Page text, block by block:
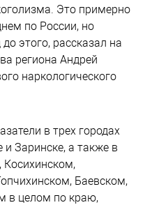
Это примерно
по России, но
этого, рассказал на
региона Андрей
наркологического
в трех городах
и Заринске, а также в
Косихинском,
Баевском,
в целом по краю,